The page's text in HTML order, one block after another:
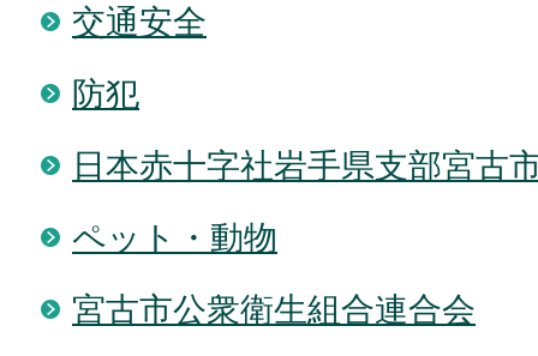
交通安全
防犯
日本赤十字社岩手県支部宮古
ペット・動物
宮古市公衆衛生組合連合会